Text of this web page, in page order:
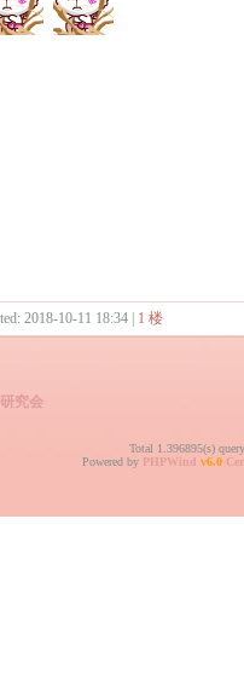
2018-10-11 18:34 | 1 楼
究会
Total 1.396895(s)
Powered by PHPWind v6.0